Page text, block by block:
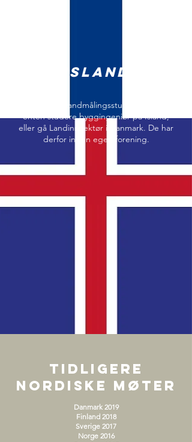
Island
Islandske landmålingsstudentar kan
enten studere byggingeniør på Island,
eller gå Landinspektør i Danmark. De har
derfor ingen egen forening.
tIDLIGERE
NORDISKE MØTER
Danmark 2019
Finland 2018
Sverige 2017
Norge 2016